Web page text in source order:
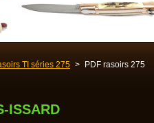
TI séries 275 >
PDF rasoirs 275
ISSARD